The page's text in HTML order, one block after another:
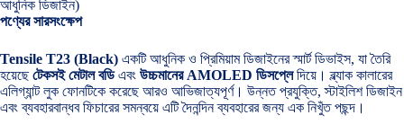
আধুনিক ডিজাইন)
পণ্যের সারসংক্ষেপ
Tensile T23 (Black) একটি আধুনিক ও প্রিমিয়াম ডিজাইনের স্মার্ট ডিভাইস, যা তৈরি
হয়েছেটেকসই মেটাল বডিএবং উচ্চমানের AMOLED ডিসপ্লেদিয়ে। ব্ল্যাক কালারের
এলিগ্যান্ট লুক ফোনটিকে করেছে আরও আভিজাত্যপূর্ণ। উন্নত প্রযুক্তি, স্টাইলিশ ডিজাইন
এবং ব্যবহারবান্ধব ফিচারের সমন্বয়ে এটি দৈনন্দিন ব্যবহারের জন্য এক নিখুঁত পছন্দ।